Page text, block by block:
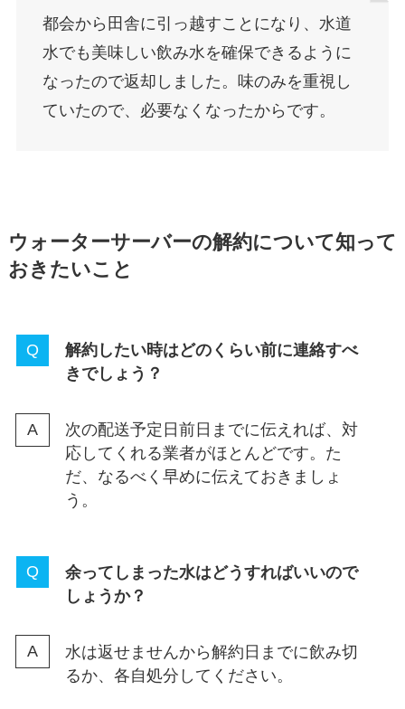
都会から田舎に引っ越すことになり、水道
水でも美味しい飲み水を確保できるように
なったので返却しました。味のみを重視し
ていたので、必要なくなったからです。
ウォーターサーバーの解約について知って
おきたいこと
解約したい時はどのくらい前に連絡すべ
きでしょう？
次の配送予定日前日までに伝えれば、対
応してくれる業者がほとんどです。た
だ、なるべく早めに伝えておきましょ
う。
余ってしまった水はどうすればいいので
しょうか？
水は返せませんから解約日までに飲み切
るか、各自処分してください。